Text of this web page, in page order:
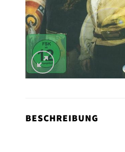
BESCHREIBUNG